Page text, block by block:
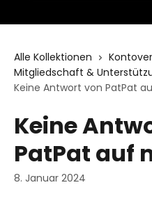
Alle Kollektionen
Mitgliedschaft &
Keine Antwort von PatPat
Keine
PatPat auf
8. Januar 2024